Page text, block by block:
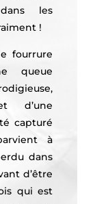
les
!
fourrure
queue
d’une
capturé
à
dans
d’être
qui est